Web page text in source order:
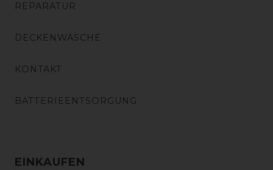
REPARATUR
DECKENWÄSCHE
KONTAKT
BATTERIEENTSORGUNG
EINKAUFEN